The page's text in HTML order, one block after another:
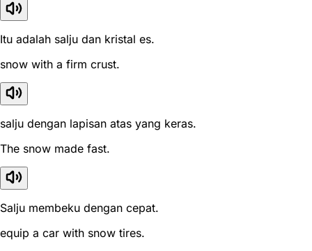
Itu adalah salju dan kristal es.
snow with a firm crust.
salju dengan lapisan atas yang keras.
The snow made fast.
Salju membeku dengan cepat.
equip a car with snow tires.